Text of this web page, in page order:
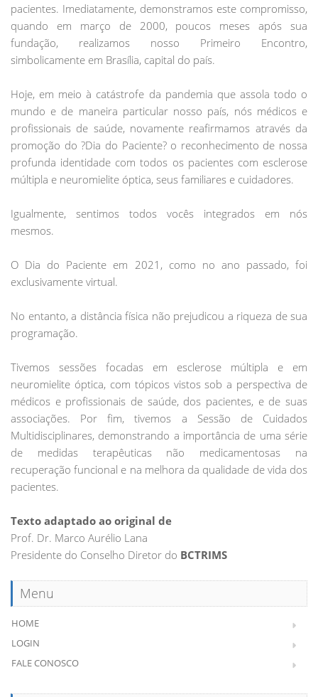
pacientes. Imediatamente, demonstramos este compromisso,
quando em março de 2000, poucos meses após sua
fundação, realizamos nosso Primeiro Encontro,
simbolicamente em Brasília, capital do país.
Hoje, em meio à catástrofe da pandemia que assola todo o
mundo e de maneira particular nosso país, nós médicos e
profissionais de saúde, novamente reafirmamos através da
promoção do ?Dia do Paciente? o reconhecimento de nossa
profunda identidade com todos os pacientes com esclerose
múltipla e neuromielite óptica, seus familiares e cuidadores.
Igualmente, sentimos todos vocês integrados em nós
mesmos.
O Dia do Paciente em 2021, como no ano passado, foi
exclusivamente virtual.
No entanto, a distância física não prejudicou a riqueza de sua
programação.
Tivemos sessões focadas em esclerose múltipla e em
neuromielite óptica, com tópicos vistos sob a perspectiva de
médicos e profissionais de saúde, dos pacientes, e de suas
associações. Por fim, tivemos a Sessão de Cuidados
Multidisciplinares, demonstrando a importância de uma série
de medidas terapêuticas não medicamentosas na
recuperação funcional e na melhora da qualidade de vida dos
pacientes.
Texto adaptado ao original de
Prof. Dr. Marco Aurélio Lana
Presidente do Conselho Diretor do BCTRIMS
Menu
HOME
LOGIN
FALE CONOSCO